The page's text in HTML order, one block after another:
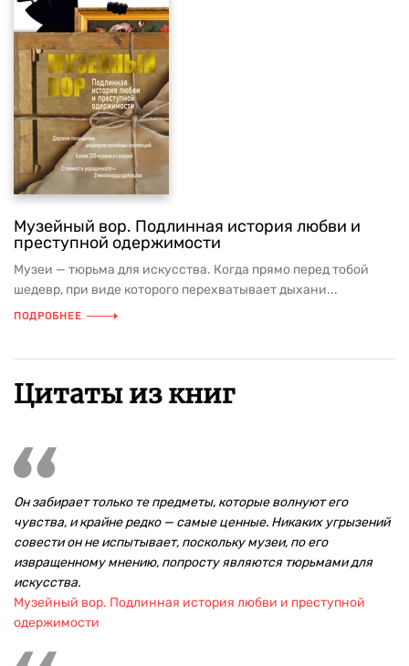
Музейный вор. Подлинная история любви и
преступной одержимости
Музеи — тюрьма для искусства. Когда прямо перед тобой
шедевр, при виде которого перехватывает дыхани...
ПОДРОБНЕЕ
Цитаты из книг
Он забирает только те предметы, которые волнуют его
чувства, и крайне редко — самые ценные. Никаких угрызений
совести он не испытывает, поскольку музеи, по его
извращенному мнению, попросту являются тюрьмами для
искусства.
Музейный вор. Подлинная история любви и преступной
одержимости